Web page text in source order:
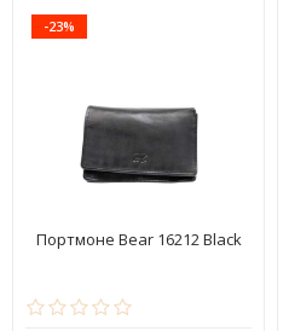
-23%
Портмоне Bear 16212 Black